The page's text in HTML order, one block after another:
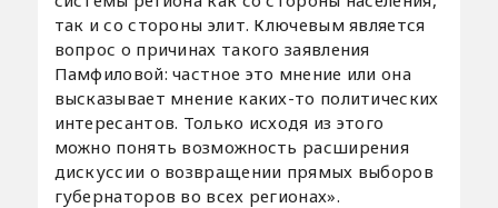
так и со стороны элит. Ключевым является
вопрос о причинах такого заявления
Памфиловой: частное это мнение или она
высказывает мнение каких-то политических
интересантов. Только исходя из этого
можно понять возможность расширения
дискуссии о возвращении прямых выборов
губернаторов во всех регионах».